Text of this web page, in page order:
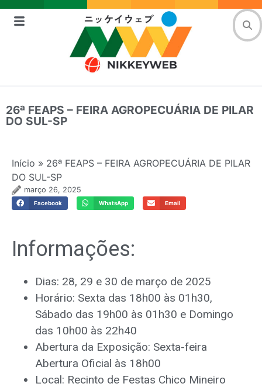
26ª FEAPS – FEIRA AGROPECUÁRIA DE PILAR
DO SUL-SP
Início » 26ª FEAPS – FEIRA AGROPECUÁRIA DE PILAR
DO SUL-SP
março 26, 2025
Facebook WhatsApp Email
Informações:
Dias: 28, 29 e 30 de março de 2025
Horário: Sexta das 18h00 às 01h30,
Sábado das 19h00 às 01h30 e Domingo
das 10h00 às 22h40
Abertura da Exposição: Sexta-feira
Abertura Oficial às 18h00
Local: Recinto de Festas Chico Mineiro